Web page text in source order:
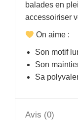
balades en
accessoiriser
On aime :
Son motif
Son
Sa
Avis (0)